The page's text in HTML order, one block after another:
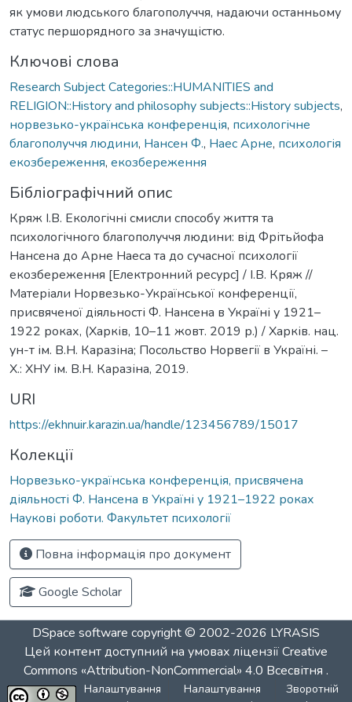
як умови людського благополуччя, надаючи останньому
статус першорядного за значущістю.
Ключові слова
Research Subject Categories::HUMANITIES and
RELIGION::History and philosophy subjects::History subjects,
норвезько-українська конференція, психологічне
благополуччя людини, Нансен Ф., Наес Арне, психологія
екозбереження, екозбереження
Бібліографічний опис
Кряж І.В. Екологічні смисли способу життя та
психологічного благополуччя людини: від Фрітьйофа
Нансена до Арне Наеса та до сучасної психології
екозбереження [Електронний ресурс] / І.В. Кряж //
Матеріали Норвезько-Української конференції,
присвяченої діяльності Ф. Нансена в Україні у 1921–
1922 роках, (Харків, 10–11 жовт. 2019 р.) / Харків. нац.
ун-т ім. В.Н. Каразіна; Посольство Норвегії в Україні. –
Х.: ХНУ ім. В.Н. Каразіна, 2019.
URI
https://ekhnuir.karazin.ua/handle/123456789/15017
Колекції
Норвезько-українська конференція, присвячена
діяльності Ф. Нансена в Україні у 1921–1922 роках
Наукові роботи. Факультет психології
Повна інформація про документ
Google Scholar
DSpace software copyright © 2002-2026 LYRASIS
Цей контент доступний на умовах ліцензіїCreative
Commons «Attribution-NonCommercial» 4.0 Всесвітня .
Налаштування
Налаштування
Зворотній